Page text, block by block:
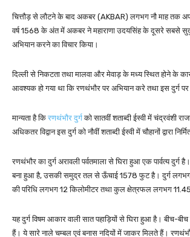
चित्तौड़ से लौटने के बाद अकबर (AKBAR) लगभग नौ माह तक
वर्ष 1568 के अंत में अकबर ने महाराणा उदयसिंह के दूसरे सबसे
अभियान करने का विचार किया।
दिल्ली से निकटता तथा मालवा और मेवाड़ के मध्य स्थित होने के
आवश्यक हो गया था कि रणथंभौर पर अभियान करे तथा इस दुर्ग
मान्यता है कि रणथंभौर दुर्गको सातवीं शताब्दी ईस्वी में चंद्रवंशी
अधिकतर विद्वान इस दुर्ग को नौवीं शताब्दी ईस्वी में चौहानों द्वारा
रणथंभौर का दुर्ग अरावली पर्वतमाला से घिरा हुआ एक पार्वत्य दुर्ग
बना हुआ है, उसकी समुद्र तल से ऊँचाई 1578 फुट है। दुर्ग
की परिधि लगभग 12 किलोमीटर तथा कुल क्षेत्रफल लगभग 11.45
यह दुर्ग विषम आकार वाली सात पहाड़ियों से घिरा हुआ है। बीच-
हैं। ये सारे नाले चम्बल एवं बनास नदियों में जाकर मिलते हैं।